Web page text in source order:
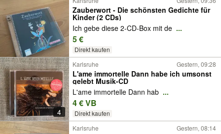
Zauberwort - Die schönsten Gedichte für
Kinder (2 CDs)
Ich gebe diese 2-CD-Box mit de ...
5 €
Direkt kaufen
4
Karlsruhe Gestern, 09:28
L'ame immortelle Dann habe ich umsonst
gelebt Musik-CD
L'ame immortelle Dann hab ...
4 € VB
Direkt kaufen
Karlsruhe Gestern, 08:14